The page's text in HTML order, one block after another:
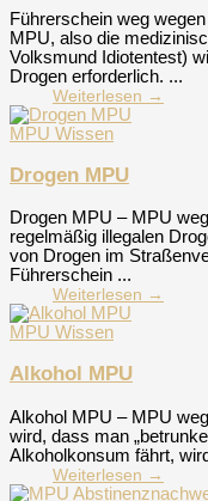
Führerschein weg
MPU, also die
Volksmund Idiotentest)
Drogen erforderlich. ...
Weiterlesen →
MPU Wissen
Drogen MPU
Drogen MPU – MPU
regelmäßig illegalen
von Drogen im
Führerschein ...
Weiterlesen →
MPU Wissen
Alkohol MPU
Alkohol MPU – MPU
wird, dass man
Alkoholkonsum fährt,
Weiterlesen →